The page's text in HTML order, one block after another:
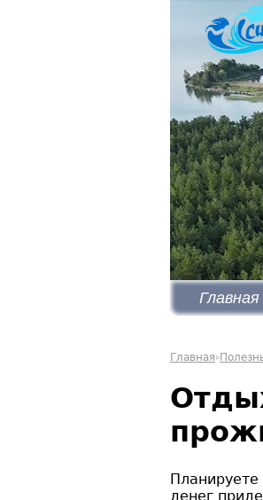
Главная
Главная›
денег